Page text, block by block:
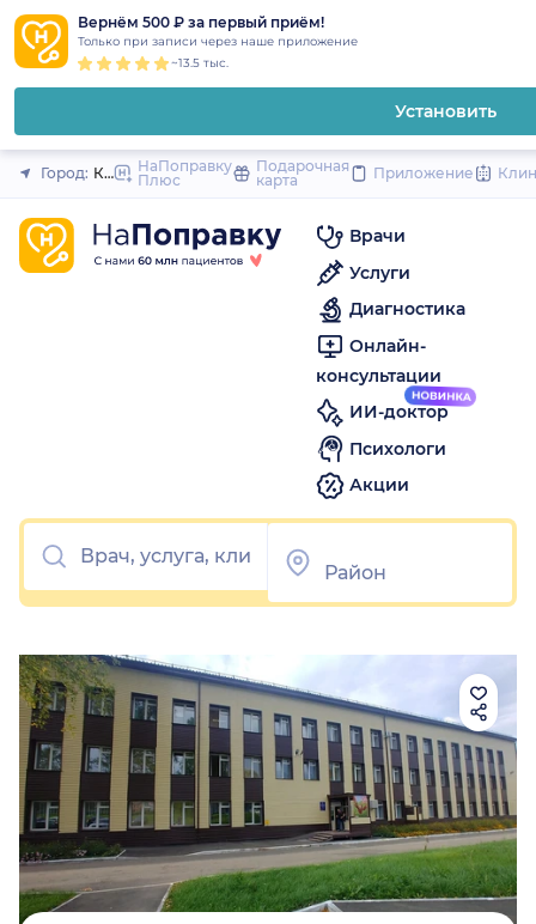
Вернём 500 ₽ за первый приём!
Только при записи через наше приложение
~13.5 тыс.
Установить
Закрыть
Город: КемеровоНаПоправку
Плюс
Подарочная
карта
Приложение
Врачи
Услуги
Диагностика
Онлайн-
консультации
ИИ-доктор
Психологи
Акции